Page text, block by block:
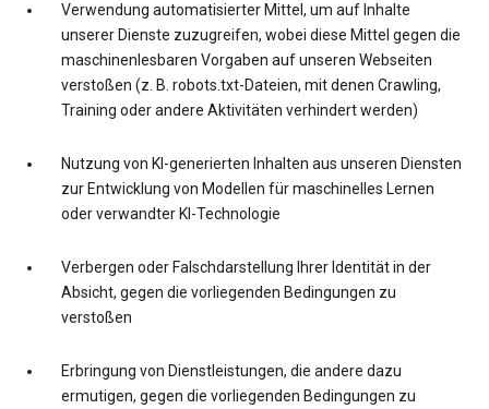
Verwendung automatisierter Mittel, um auf Inhalte
unserer Dienste zuzugreifen, wobei diese Mittel gegen die
maschinenlesbaren Vorgaben auf unseren Webseiten
verstoßen (z. B. robots.txt-Dateien, mit denen Crawling,
Training oder andere Aktivitäten verhindert werden)
Nutzung von KI-generierten Inhalten aus unseren Diensten
zur Entwicklung von Modellen für maschinelles Lernen
oder verwandter KI-Technologie
Verbergen oder Falschdarstellung Ihrer Identität in der
Absicht, gegen die vorliegenden Bedingungen zu
verstoßen
Erbringung von Dienstleistungen, die andere dazu
ermutigen, gegen die vorliegenden Bedingungen zu